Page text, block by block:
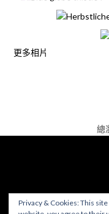
更多相片
總
Privacy & Cookies: This